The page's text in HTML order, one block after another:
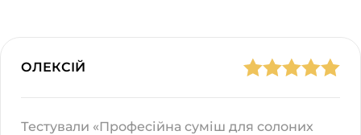
ОЛЕКСІЙ
Тестували «Професійна суміш для солоних